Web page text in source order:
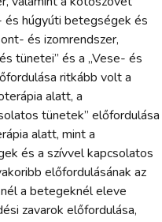
és húgyúti betegségek és
és izomrendszer,
tünetei” és a „Vese- és
ritkább volt a
alatt, a
tünetek” előfordulása
alatt, mint a
és a szívvel kapcsolatos
előfordulásának az
a betegeknél eleve
zavarok előfordulása,